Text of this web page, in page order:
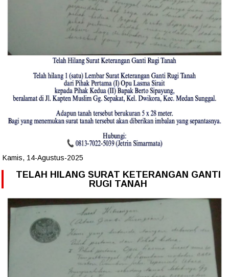
Kamis, 14-Agustus-2025
TELAH HILANG SURAT KETERANGAN GANTI
RUGI TANAH